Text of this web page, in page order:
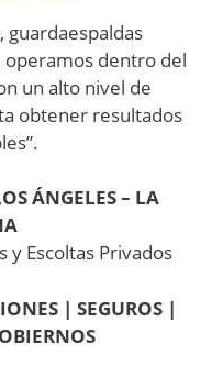
guardaespaldas
operamos dentro del
un alto nivel de
obtener resultados
ÁNGELES – LA
y Escoltas Privados
| SEGUROS |